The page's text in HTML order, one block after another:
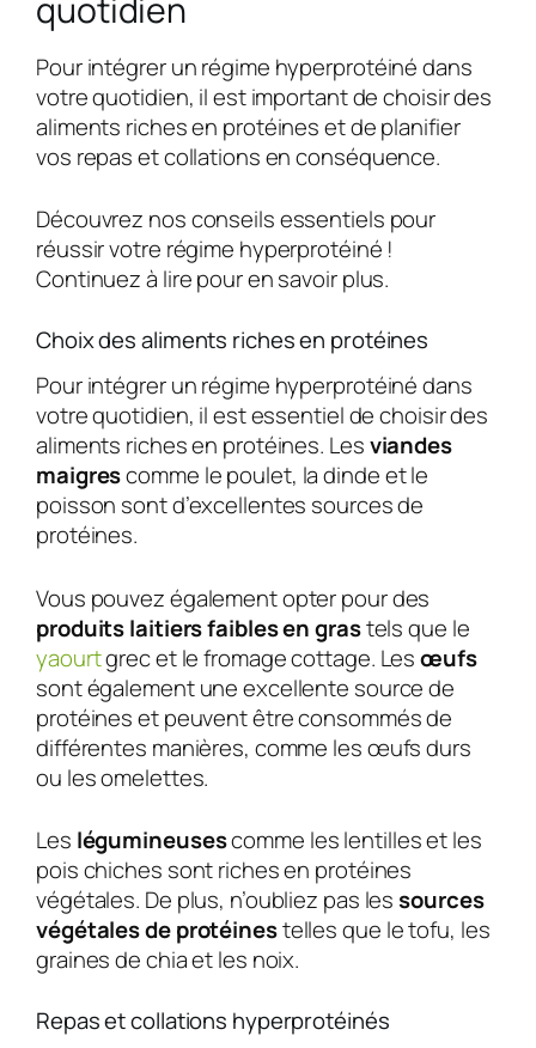
quotidien
Pour intégrer un régime hyperprotéiné dans
votre quotidien, il est important de choisir des
aliments riches en protéines et de planifier
vos repas et collations en conséquence.
Découvrez nos conseils essentiels pour
réussir votre régime hyperprotéiné !
Continuez à lire pour en savoir plus.
Choix des aliments riches en protéines
Pour intégrer un régime hyperprotéiné dans
votre quotidien, il est essentiel de choisir des
aliments riches en protéines. Lesviandes
maigrescomme le poulet, la dinde et le
poisson sont d’excellentes sources de
protéines.
Vous pouvez également opter pour des
produits laitiers faibles en grastels que le
yaourtgrec et le fromage cottage. Lesœufs
sont également une excellente source de
protéines et peuvent être consommés de
différentes manières, comme les œufs durs
ou les omelettes.
Les légumineusescomme les lentilles et les
pois chiches sont riches en protéines
végétales. De plus, n’oubliez pas lessources
végétales de protéinestelles que le tofu, les
graines de chia et les noix.
Repas et collations hyperprotéinés